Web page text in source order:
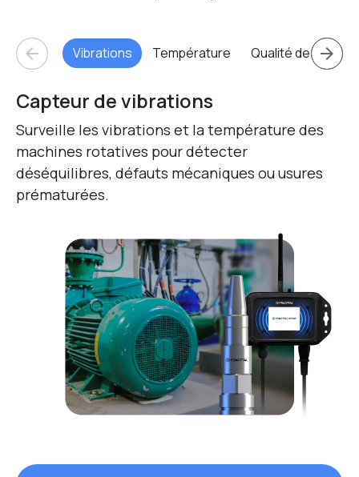
arrow_back Vibrations Température Qualité de l’air
arrow_forward
Capteur de vibrations
Surveille les vibrations et la température des
machines rotatives pour détecter
déséquilibres, défauts mécaniques ou usures
prématurées.